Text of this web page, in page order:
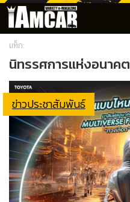
แท็ก:
นิทรรศการแห่งอนาคต
ข่าวประชาสัมพันธ์